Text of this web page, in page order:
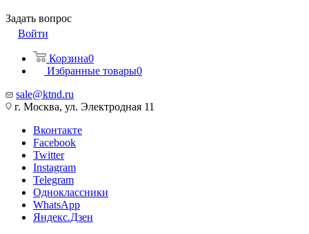
Задать вопрос
Войти
Корзина0
Избранные товары0
sale@ktnd.ru
г. Москва, ул. Электродная 11
Вконтакте
Facebook
Twitter
Instagram
Telegram
Одноклассники
WhatsApp
Яндекс.Дзен